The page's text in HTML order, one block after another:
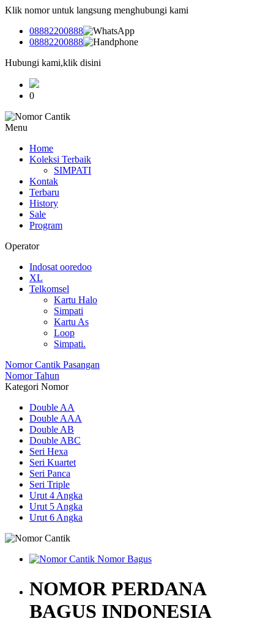
Klik nomor untuk langsung menghubungi kami
08882200888
08882200888
Hubungi kami,klik disini
0
Menu
Home
Koleksi Terbaik
SIMPATI
Kontak
Terbaru
History
Sale
Program
Operator
Indosat ooredoo
XL
Telkomsel
Kartu Halo
Simpati
Kartu As
Loop
Simpati.
Nomor Cantik Pasangan
Nomor Tahun
Kategori Nomor
Double AA
Double AAA
Double AB
Double ABC
Seri Hexa
Seri Kuartet
Seri Panca
Seri Triple
Urut 4 Angka
Urut 5 Angka
Urut 6 Angka
NOMOR PERDANA
BAGUS INDONESIA